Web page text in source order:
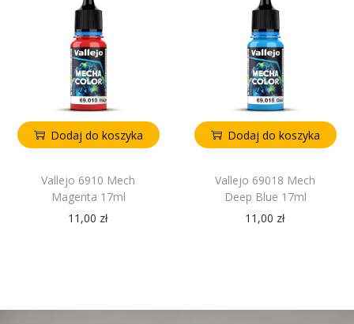
Dodaj do koszyka
Vallejo 6910 Mech
Magenta 17ml
11,00 zł
Dodaj do koszyka
Vallejo 69018 Mech
Deep Blue 17ml
11,00 zł